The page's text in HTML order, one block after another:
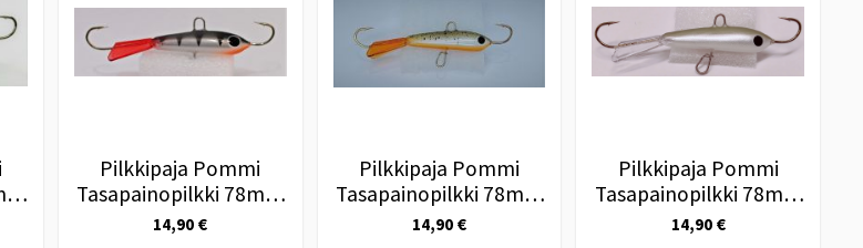
Pilkkipaja Pommi
Tasapainopilkki 78mm
#11 Harmaahai
14,90 €
Pilkkipaja Pommi
Tasapainopilkki 78mm
#14 Splatter
14,90 €
Pilkkipaja Pommi
Tasapainopilkki 78mm
#17 Metallic Kuore
14,90 €